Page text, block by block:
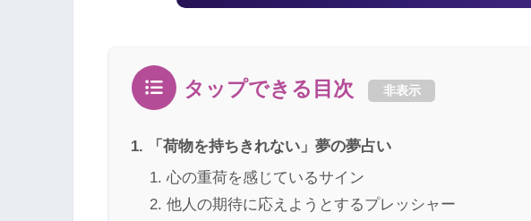
タップできる目次 非表示
「荷物を持ちきれない」夢の夢占い
心の重荷を感じているサイン
他人の期待に応えようとするプレッシャー